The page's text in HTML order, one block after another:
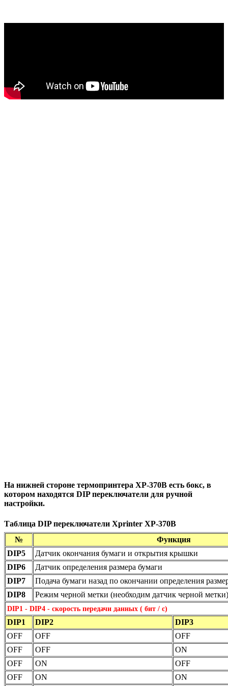
На нижней стороне термопринтера XP-370B есть бокс, в
котором находятся DIP переключатели для ручной
настройки.
Таблица DIP переключатели Xprinter XP-370B
№
Функция
DIP5
Датчик окончания бумаги и открытия крышки
DIP6
Датчик определения размера бумаги
DIP7
Подача бумаги назад по окончании определения
DIP8
Режим черной метки (необходим датчик черной метки)
DIP1 - DIP4 - скорость передачи данных ( бит / с)
DIP1 DIP2
DIP3
OFF
OFF
OFF
OFF
OFF
ON
OFF
ON
OFF
OFF
ON
ON